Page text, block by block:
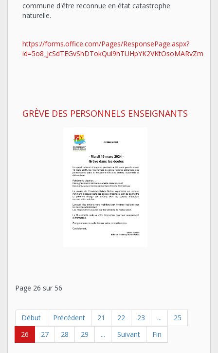
commune d'être reconnue en état catastrophe
naturelle.
https://forms.office.com/Pages/ResponsePage.aspx?
GRÈVE DES PERSONNELS ENSEIGNANTS
Page 26 sur 56
Début Précédent 21 22 23 ...
25
26
27 28 29 ... Suivant Fin